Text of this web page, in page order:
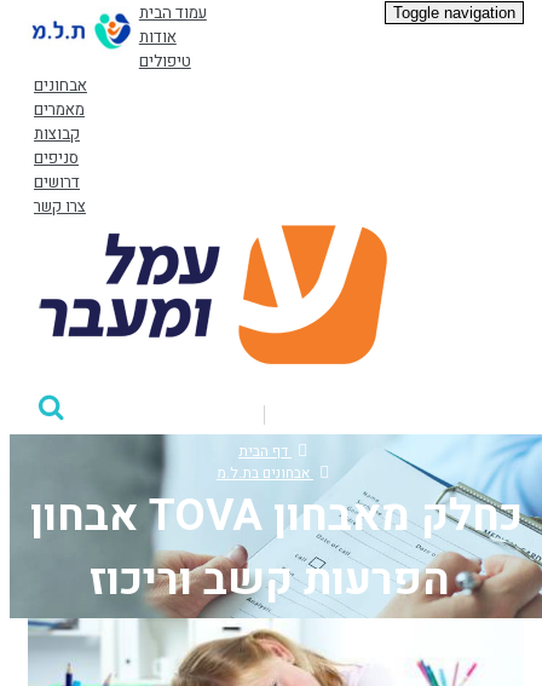
Toggle navigation
עמוד הבית
אודות
טיפולים
אבחונים
מאמרים
קבוצות
סניפים
דרושים
צרו קשר
דף הבית
אבחונים בת.ל.מ
אבחון TOVA כחלק מאבחון
הפרעות קשב וריכוז